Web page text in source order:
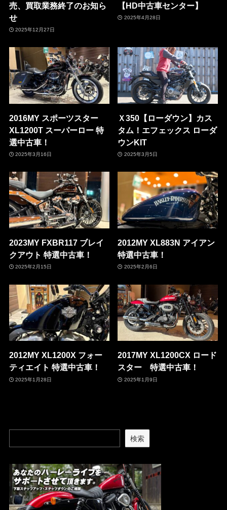
売、買取業務終了のお知ら
せ
2025年12月27日
【HD中古車センター】
2025年4月28日
2016MY スポーツスター
XL1200T スーパーロー 特
選中古車！
2025年3月16日
Ｘ350【ローダウン】カス
タム！エフェックス ローダ
ウンKIT
2025年3月5日
2023MY FXBR117 ブレイ
クアウト 特選中古車！
2025年2月15日
2012MY XL883N アイアン
特選中古車！
2025年2月6日
2012MY XL1200X フォー
ティエイト 特選中古車！
2025年1月28日
2017MY XL1200CX ロード
スター 特選中古車！
2025年1月9日
検索